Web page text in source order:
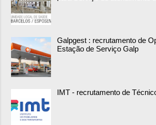
Galpgest : recrutamento de
Estação de Serviço Galp
IMT - recrutamento de